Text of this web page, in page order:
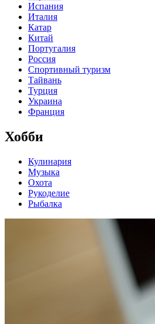
Испания
Италия
Катар
Китай
Португалия
Россия
Спортивный туризм
Тайвань
Турция
Украина
Франция
Хобби
Кулинария
Музыка
Охота
Рукоделие
Рыбалка